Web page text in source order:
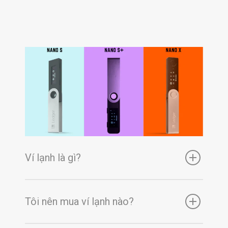
Ví lạnh là gì?
Tôi nên mua ví lạnh nào?